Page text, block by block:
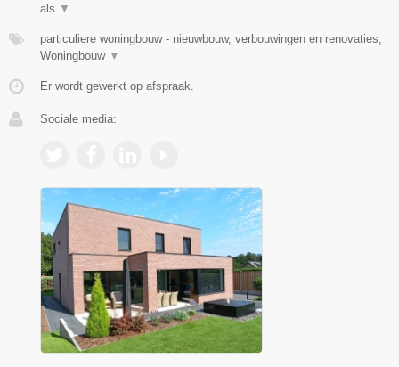
als ▼
particuliere woningbouw - nieuwbouw, verbouwingen en renovaties,
Woningbouw ▼
Er wordt gewerkt op afspraak.
Sociale media: